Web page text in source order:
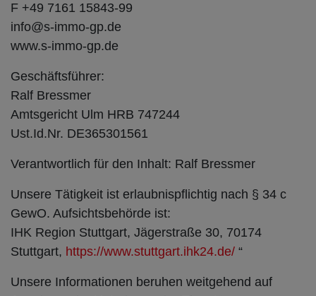
F +49 7161 15843-99
info@s-immo-gp.de
www.s-immo-gp.de
Geschäftsführer:
Ralf Bressmer
Amtsgericht Ulm HRB 747244
Ust.Id.Nr. DE365301561
Verantwortlich für den Inhalt: Ralf Bressmer
Unsere Tätigkeit ist erlaubnispflichtig nach § 34 c
GewO. Aufsichtsbehörde ist:
IHK Region Stuttgart, Jägerstraße 30, 70174
Stuttgart, https://www.stuttgart.ihk24.de/ “
Unsere Informationen beruhen weitgehend auf